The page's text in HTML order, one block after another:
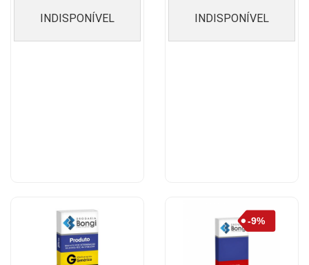
INDISPONÍVEL INDISPONÍVEL